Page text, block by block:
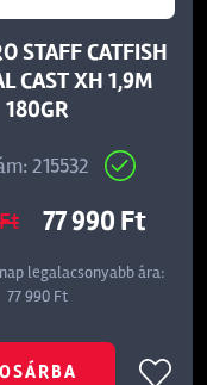
STAFF CATFISH
CAST XH 1,9M
180GR
215532
77 990 Ft
legalacsonyabb ára:
77 990 Ft